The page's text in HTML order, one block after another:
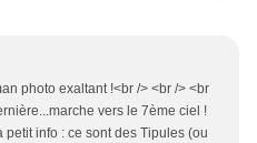
photo exaltant !<br /> <br /> <br
vers le 7ème ciel !
petit info : ce sont des Tipules (ou